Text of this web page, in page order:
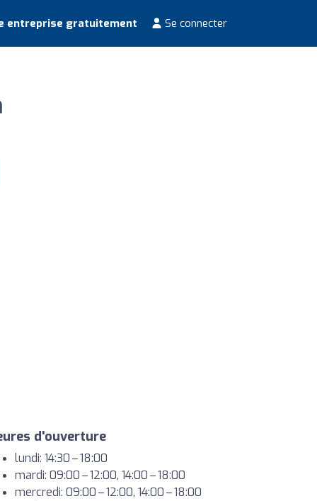
entreprise gratuitement Se connecter
d'ouverture
lundi: 14:30 – 18:00
mardi: 09:00 – 12:00, 14:00 – 18:00
mercredi: 09:00 – 12:00, 14:00 – 18:00